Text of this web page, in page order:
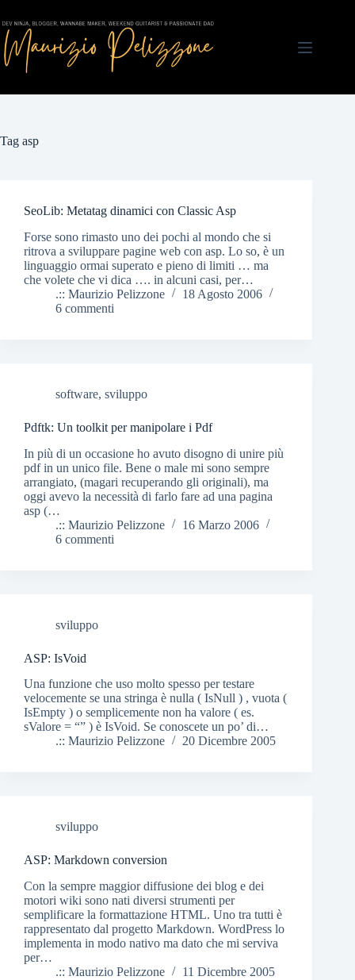
al
contenuto
Tag asp
SeoLib: Metatag dinamici con Classic Asp
Forse sono rimasto uno dei pochi al mondo che si
ritrova a sviluppare pagine web con asp. Lo so, è un
linguaggio ormai superato e pieno di limiti … ma
che volete che vi dica …. in alcuni casi, per…
.:: Maurizio Pelizzone
18 Agosto 2006
6 commenti
software, sviluppo
Pdftk: Un toolkit per manipolare i Pdf
In più di un occasione ho avuto disogno di unire più
pdf in un unico file. Bene o male mi sono sempre
arrangiato, (magari recuperando gli originali), ma
oggi avevo la necessità di farlo fare ad una pagina
asp (…
.:: Maurizio Pelizzone
16 Marzo 2006
6 commenti
sviluppo
ASP: IsVoid
Una funzione che uso molto spesso per testare
velocemente se una stringa è nulla ( IsNull ) , vuota (
IsEmpty ) o semplicemente non ha valore ( es.
sValore = “” ) è IsVoid. Se conoscete un po’ di…
.:: Maurizio Pelizzone
20 Dicembre 2005
sviluppo
ASP: Markdown conversion
Con la sempre maggior diffusione dei blog e dei
motori wiki sono nati diversi strumenti per
semplificare la formattazione HTML. Uno tra tutti è
rappresentato dal progetto Markdown. WordPress lo
implementa in modo nativo ma dato che mi serviva
per…
.:: Maurizio Pelizzone
11 Dicembre 2005